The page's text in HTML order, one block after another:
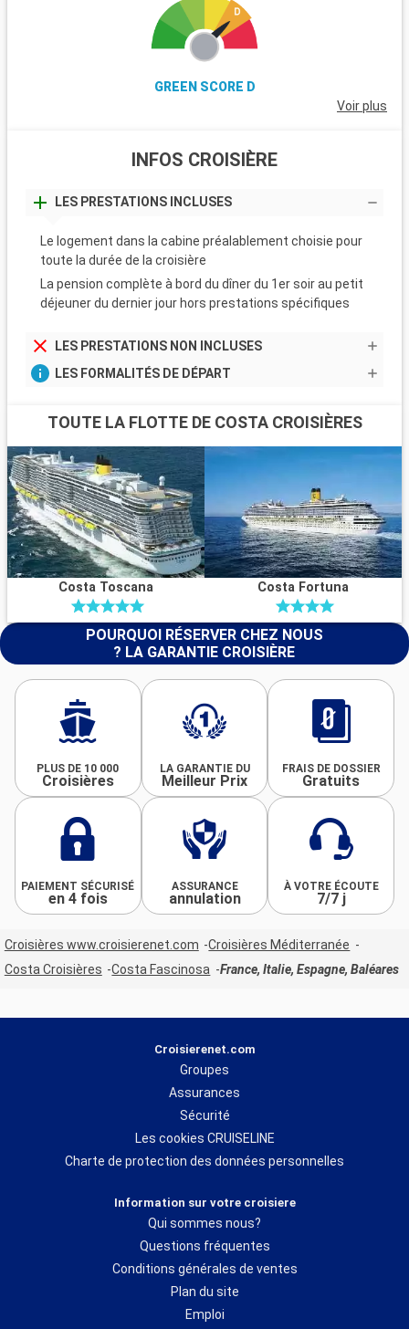
GREEN SCORE D
Voir plus
INFOS CROISIÈRE
LES PRESTATIONS INCLUSES
Le logement dans la cabine préalablement choisie pour
toute la durée de la croisière
La pension complète à bord du dîner du 1er soir au petit
déjeuner du dernier jour hors prestations spécifiques
LES PRESTATIONS NON INCLUSES
LES FORMALITÉS DE DÉPART
TOUTE LA FLOTTE DE COSTA CROISIÈRES
Costa Toscana Costa Fortuna
POURQUOI RÉSERVER CHEZ NOUS
? LA GARANTIE CROISIÈRE
PLUS DE 10 000
Croisières
LA GARANTIE DU
Meilleur Prix
FRAIS DE DOSSIER
Gratuits
PAIEMENT SÉCURISÉ
en 4 fois
ASSURANCE
annulation
À VOTRE ÉCOUTE
7/7 j
Croisières www.croisierenet.com
Croisières Méditerranée
Costa Croisières
Costa Fascinosa France, Italie, Espagne, Baléares
Croisierenet.com
Groupes
Assurances
Sécurité
Les cookies CRUISELINE
Charte de protection des données personnelles
Information sur votre croisiere
Qui sommes nous?
Questions fréquentes
Conditions générales de ventes
Plan du site
Emploi